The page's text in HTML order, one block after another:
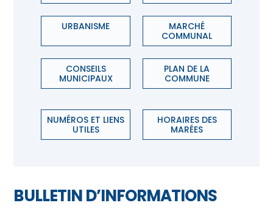
URBANISME
MARCHÉ
COMMUNAL
CONSEILS
MUNICIPAUX
PLAN DE LA
COMMUNE
NUMÉROS ET LIENS
UTILES
HORAIRES DES
MARÉES
BULLETIN D’INFORMATIONS